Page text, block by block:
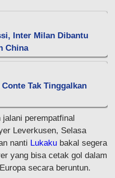
Inter Milan Dibantu
China
Tak Tinggalkan
perempatfinal
Leverkusen, Selasa
nanti Lukaku bakal segera
yang bisa cetak gol dalam
secara beruntun.